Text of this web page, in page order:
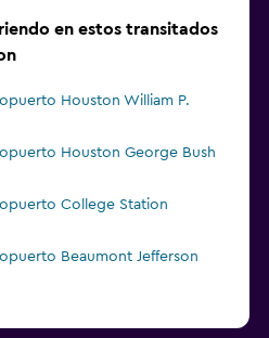
en estos transitados
Houston William P.
Houston George Bush
College Station
Beaumont Jefferson